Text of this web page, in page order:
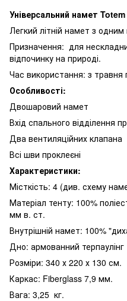
Універсальний намет Totem
Легкий літній намет з
Призначення: для
відпочинку на природі.
Час використання: з травня
Особливості:
Двошаровий намет
Вхід спального відділення
Два вентиляційних клапана
Всі шви проклеєні
Характеристики:
Місткість: 4 (див. схему
Матеріал тенту: 100%
мм в. ст.
Внутрішній намет: 100%
Дно: армованний
Розміри: 340 х 220 х 130 см.
Каркас: Fiberglass 7,9 мм.
Вага: 3,25 кг.